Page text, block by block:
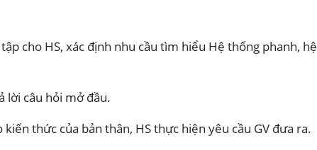
cho HS, xác định nhu cầu tìm hiểu Hệ thống phanh, hệ
lời câu hỏi mở đầu.
kiến thức của bản thân, HS thực hiện yêu cầu GV đưa ra.